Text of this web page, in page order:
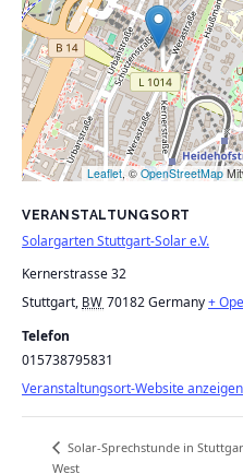
VERANSTALTUNGSORT
Solargarten Stuttgart-Solar e.V.
Kernerstrasse 32
Stuttgart, BW 70182Germany+
Telefon
015738795831
Veranstaltungsort-Website anzeigen
Leaflet, © OpenStreetMap
Solar-Sprechstunde in
West